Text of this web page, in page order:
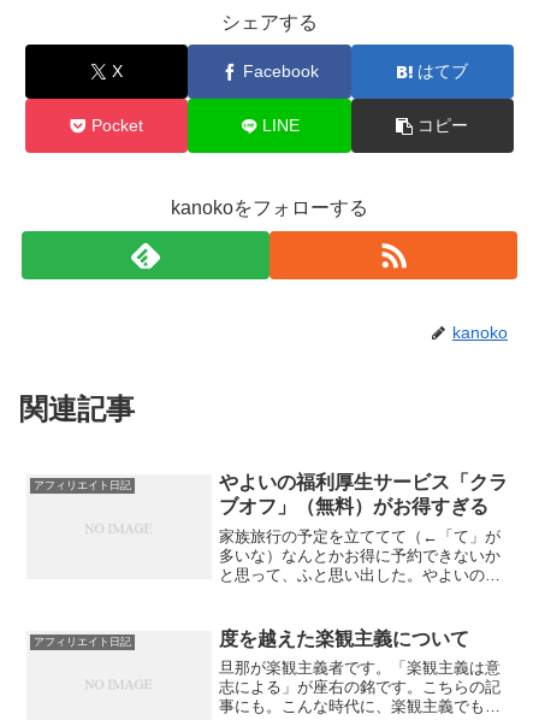
シェアする
X Facebook はてブ
Pocket LINE コピー
kanokoをフォローする
kanoko
関連記事
アフィリエイト日記
やよいの福利厚生サービス「クラ
ブオフ」（無料）がお得すぎる
家族旅行の予定を立ててて（←「て」が
多いな）なんとかお得に予約できないか
と思って、ふと思い出した。やよいの安
「クラブオフ」ってのに無料登録できる
ってパンフで読んだ。そん...
アフィリエイト日記 度を越えた楽観主義について
旦那が楽観主義者です。「楽観主義は意
志による」が座右の銘です。こちらの記
事にも。こんな時代に、楽観主義でもな